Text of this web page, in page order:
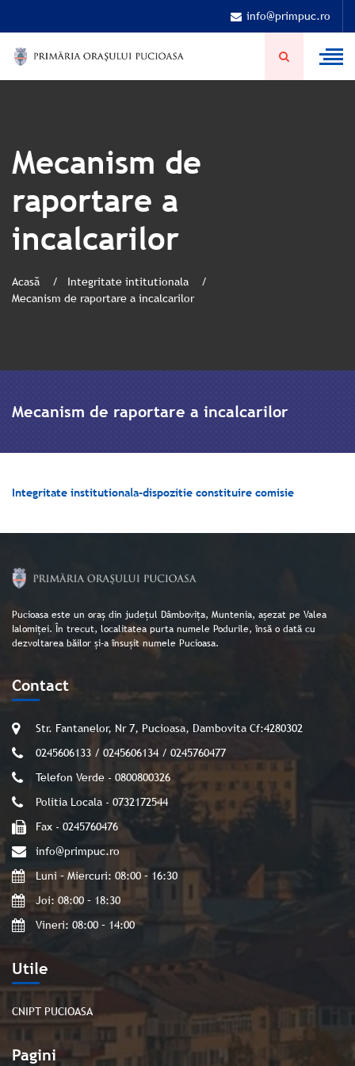
info@primpuc.ro
Mecanism de
raportare a
incalcarilor
Acasă
Integritate intitutionala
Mecanism de raportare a incalcarilor
Mecanism de raportare a incalcarilor
Integritate institutionala-dispozitie constituire comisie
Pucioasa este un oraș din județul Dâmbovița, Muntenia, așezat pe Valea
Ialomiței. În trecut, localitatea purta numele Podurile, însă o dată cu
dezvoltarea băilor și-a însușit numele Pucioasa.
Utile
CNIPT PUCIOASA
Pagini
Contact
Str. Fantanelor, Nr 7, Pucioasa, Dambovita Cf:4280302
0245606133 / 0245606134 / 0245760477
Telefon Verde - 0800800326
Politia Locala - 0732172544
Fax - 0245760476
info@primpuc.ro
Luni – Miercuri: 08:00 – 16:30
Joi: 08:00 – 18:30
Vineri: 08:00 – 14:00